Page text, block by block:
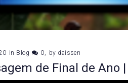
in Blog 0 by daissen
de Final de Ano